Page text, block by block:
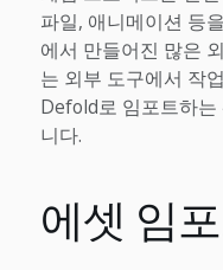
파일, 애니메이션 등
에서 만들어진 많은
는 외부 도구에서 작
Defold로 임포트하
니다.
에셋 임